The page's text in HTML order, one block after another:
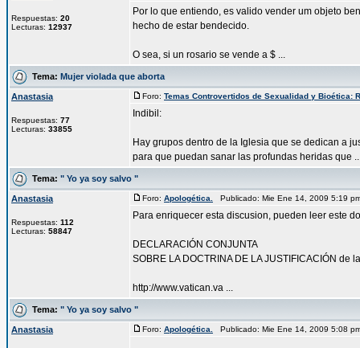
Respuestas: 20
Lecturas: 12937
Por lo que entiendo, es valido vender um objeto
hecho de estar bendecido.
O sea, si un rosario se vende a $ ...
Tema: Mujer violada que aborta
Anastasia
Respuestas: 77
Lecturas: 33855
Foro: Temas Controvertidos de Sexualidad y Bioética:
Indibil:
Hay grupos dentro de la Iglesia que se dedican a
para que puedan sanar las profundas heridas que
Tema: " Yo ya soy salvo "
Anastasia
Respuestas: 112
Lecturas: 58847
Foro: Apologética. Publicado: Mie Ene 14, 2009 5:19
Para enriquecer esta discusion, pueden leer este
DECLARACIÓN CONJUNTA
SOBRE LA DOCTRINA DE LA JUSTIFICACIÓN
http://www.vatican.va ...
Tema: " Yo ya soy salvo "
Anastasia Foro: Apologética. Publicado: Mie Ene 14, 2009 5:08